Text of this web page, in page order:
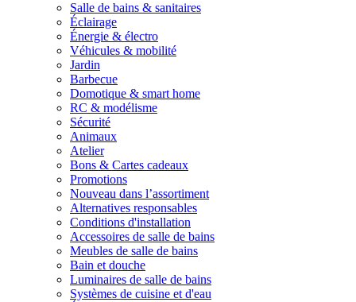
Salle de bains & sanitaires
Éclairage
Énergie & électro
Véhicules & mobilité
Jardin
Barbecue
Domotique & smart home
RC & modélisme
Sécurité
Animaux
Atelier
Bons & Cartes cadeaux
Promotions
Nouveau dans l’assortiment
Alternatives responsables
Conditions d'installation
Accessoires de salle de bains
Meubles de salle de bains
Bain et douche
Luminaires de salle de bains
Systèmes de cuisine et d'eau